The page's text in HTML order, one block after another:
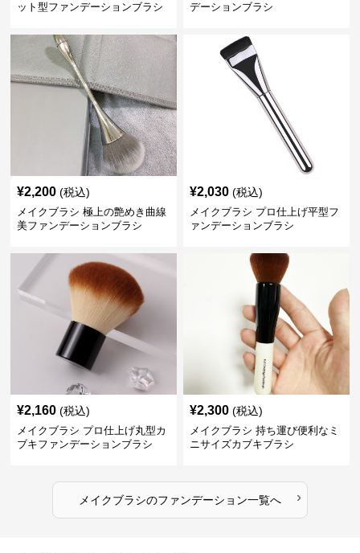
ット型ファンデーションブラシ
デーションブラシ
¥2,200 (税込)
メイクブラシ 極上の艶めき曲線
美ファンデーションブラシ
¥2,030 (税込)
メイクブラシ プロ仕上げ平型フ
ァンデーションブラシ
¥2,160 (税込)
メイクブラシ プロ仕上げ丸型カ
ブキファンデーションブラシ
¥2,300 (税込)
メイクブラシ 持ち運び便利なミ
ニサイズカブキブラシ
メイクブラシのファンデーション一覧へ ›